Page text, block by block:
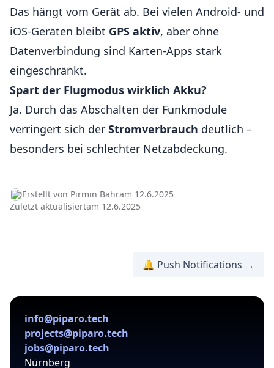
Das hängt vom Gerät ab. Bei vielen Android- und
iOS-Geräten bleibt GPS aktiv, aber ohne
Datenverbindung sind Karten-Apps stark
eingeschränkt.
Spart der Flugmodus wirklich Akku?
Ja. Durch das Abschalten der Funkmodule
verringert sich der Stromverbrauch deutlich –
besonders bei schlechter Netzabdeckung.
Erstellt von Pirmin Bahram 12.6.2025
Zuletzt aktualisiertam 12.6.2025
🔔 Push Notifications →
info@piparo.tech
projects@piparo.tech
jobs@piparo.tech
Nürnberg